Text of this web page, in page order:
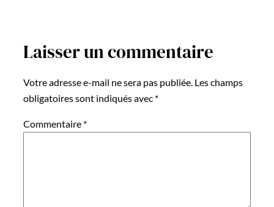
Laisser un commentaire
Votre adresse e-mail ne sera pas publiée. Les champs
obligatoires sont indiqués avec *
Commentaire *